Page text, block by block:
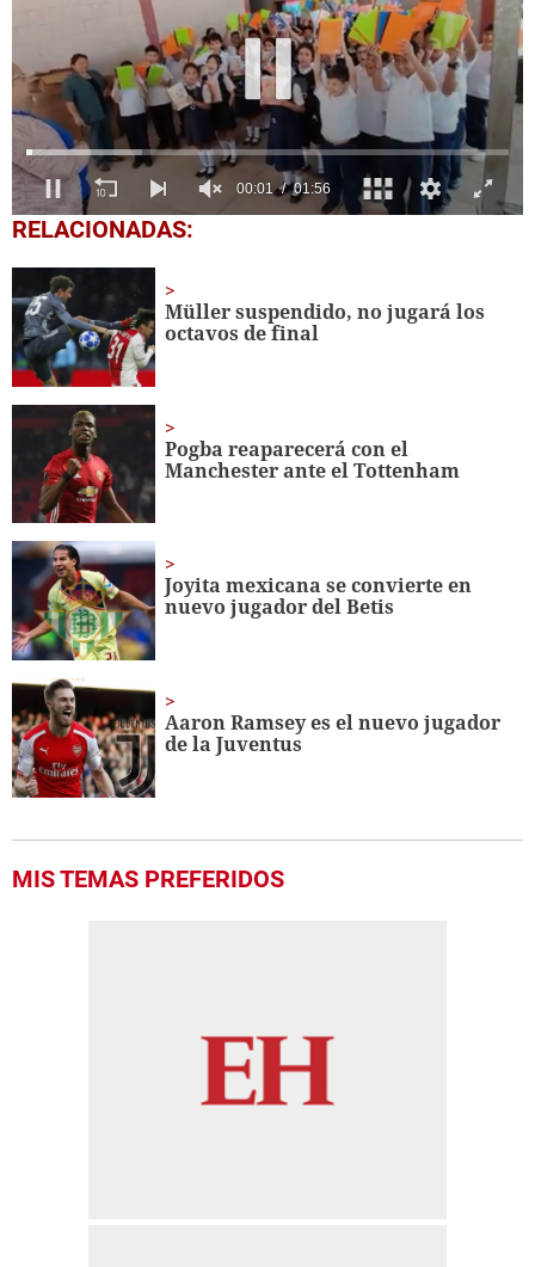
0
seconds
minute,
56
seconds
RELACIONADAS:
Müller suspendido, no jugará los
octavos de final
Pogba reaparecerá con el
Manchester ante el Tottenham
Joyita mexicana se convierte en
nuevo jugador del Betis
Aaron Ramsey es el nuevo jugador
de la Juventus
MIS TEMAS PREFERIDOS